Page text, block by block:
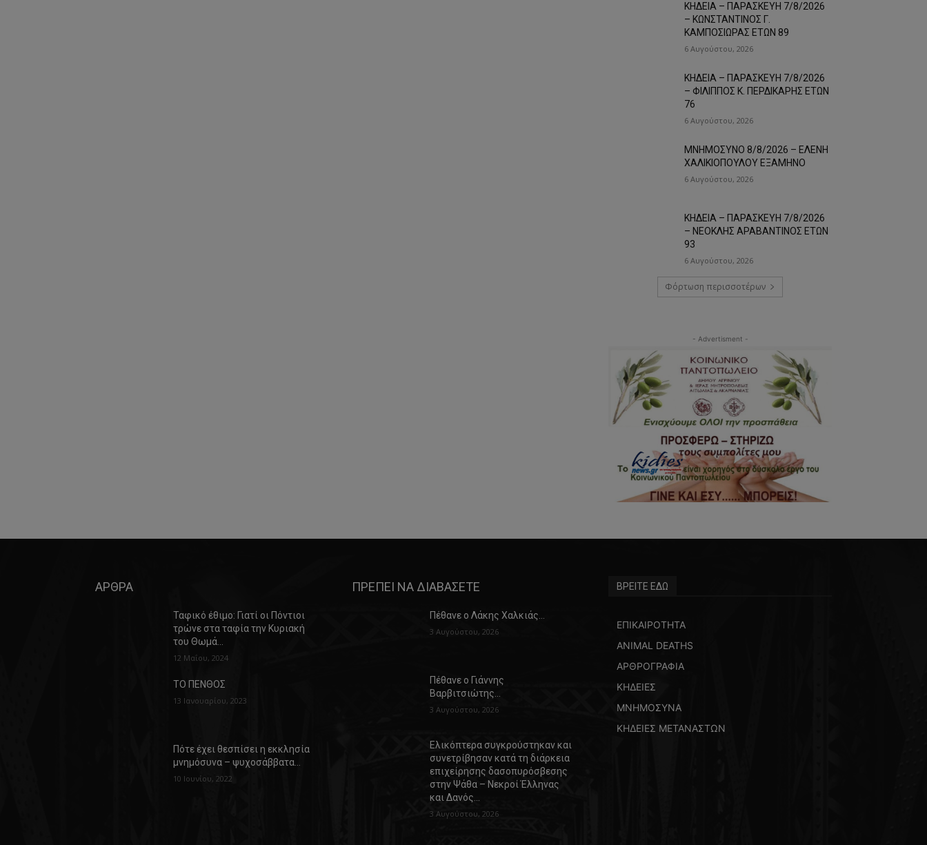
ΚΗΔΕΙΑ – ΠΑΡΑΣΚΕΥΗ 7/8/2026
– ΚΩΝΣΤΑΝΤΙΝΟΣ Γ.
ΚΑΜΠΟΣΙΩΡΑΣ ΕΤΩΝ 89
6 Αυγούστου, 2026
ΚΗΔΕΙΑ – ΠΑΡΑΣΚΕΥΗ 7/8/2026
– ΦΙΛΙΠΠΟΣ Κ. ΠΕΡΔΙΚΑΡΗΣ ΕΤΩΝ
76
6 Αυγούστου, 2026
ΜΝΗΜΟΣΥΝΟ 8/8/2026 – ΕΛΕΝΗ
ΧΑΛΙΚΙΟΠΟΥΛΟΥ ΕΞΑΜΗΝΟ
6 Αυγούστου, 2026
ΚΗΔΕΙΑ – ΠΑΡΑΣΚΕΥΗ 7/8/2026
– ΝΕΟΚΛΗΣ ΑΡΑΒΑΝΤΙΝΟΣ ΕΤΩΝ
93
6 Αυγούστου, 2026
Φόρτωση περισσοτέρων
- Advertisment -
ΑΡΘΡΑ
Ταφικό έθιμο: Γιατί οι Πόντιοι
τρώνε στα ταφία την Κυριακή
του Θωμά…
12 Μαΐου, 2024
ΤΟ ΠΕΝΘΟΣ
13 Ιανουαρίου, 2023
Πότε έχει θεσπίσει η εκκλησία
μνημόσυνα – ψυχοσάββατα…
10 Ιουνίου, 2022
ΠΡΕΠΕΙ ΝΑ ΔΙΑΒΑΣΕΤΕ
Πέθανε ο Λάκης Χαλκιάς…
3 Αυγούστου, 2026
Πέθανε ο Γιάννης
Βαρβιτσιώτης…
3 Αυγούστου, 2026
Ελικόπτερα συγκρούστηκαν και
συνετρίβησαν κατά τη διάρκεια
επιχείρησης δασοπυρόσβεσης
στην Ψάθα – Νεκροί Έλληνας
και Δανός…
3 Αυγούστου, 2026
ΒΡΕΙΤΕ ΕΔΩ
ΕΠΙΚΑΙΡΟΤΗΤΑ
ANIMAL DEATHS
ΑΡΘΡΟΓΡΑΦΙΑ
ΚΗΔΕΙΕΣ
ΜΝΗΜΟΣΥΝΑ
ΚΗΔΕΙΕΣ ΜΕΤΑΝΑΣΤΩΝ